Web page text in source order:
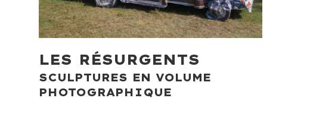
LES RÉSURGENTS
SCULPTURES EN VOLUME
PHOTOGRAPHIQUE